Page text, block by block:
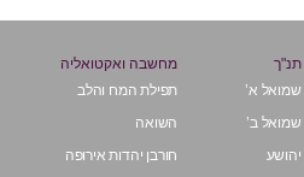
תנ"ך
שמואל א’
שמואל ב’
יהושע
מחשבה ואקטואליה
תפילת המח והלב
השואה
חורבן יהדות אירופה